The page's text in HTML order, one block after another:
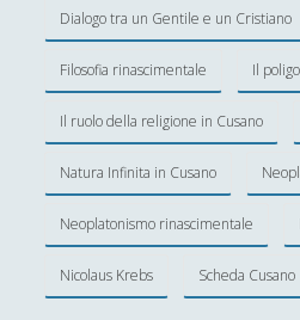
Cosimo Meneguzzo
Daniele Barni
Dario Maestripieri
Emanuele Franz
Enrico Pili
Federica Mazzocchini
Dialogo tra un Gentile e un Cristiano
Filosofia rinascimentale Il
Il ruolo della religione in Cusano
Natura Infinita in Cusano
Neoplatonismo rinascimentale
Nicolaus Krebs Scheda Cusano